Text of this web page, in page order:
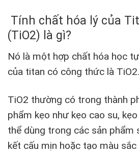
Tính chất hóa lý của
(TiO2) là gì?
Nó là một hợp chất hóa học
của titan có công thức là TiO2.
TiO2 thường có trong thành
phẩm kẹo như kẹo cao su,
thể dùng trong các sản phẩm
kết cấu mịn hoặc tạo màu